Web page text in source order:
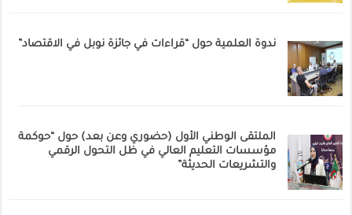
ندوة العلمية حول “قراءات في جائزة نوبل في الاقتصاد”
الملتقى الوطني الأول (حضوري وعن بعد) حول “حوكمة
مؤسسات التعليم العالي في ظل التحول الرقمي
والتشريعات الحديثة”